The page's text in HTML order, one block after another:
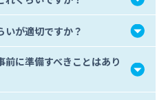
いが適切ですか？
に準備すべきことはあり